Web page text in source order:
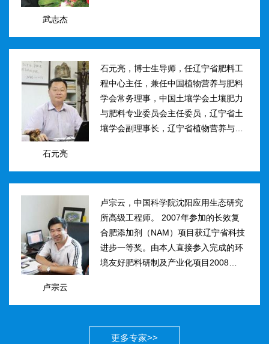
武志杰
学调控、新型缓控释肥料研制；土壤...
石元亮
石元亮，博士生导师，任辽宁省肥料工
程中心主任，兼任中国植物营养与肥料
学会常务理事，中国土壤学会土壤肥力
与肥料专业委员会主任委员，辽宁省土
壤学会副理事长，辽宁省植物营养与肥
家“十二五&rdqu...
卢宗云
卢宗云，中国科学院沈阳应用生态研究
所高级工程师。 2007年参加的长效复
合肥添加剂（NAM）项目获辽宁省科技
进步一等奖。由本人直接参入完成的环
境友好肥料研制及产业化项目2008年获
市有突出贡献中青年专...
更多专家>>